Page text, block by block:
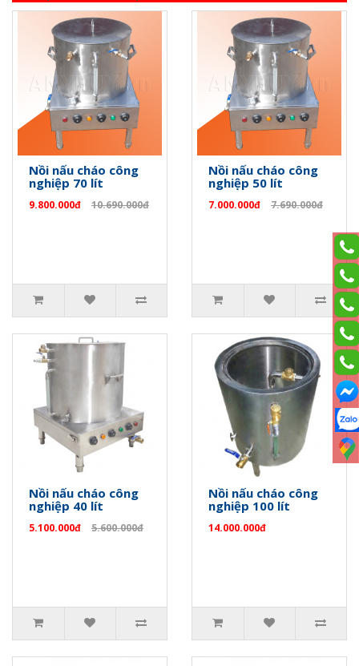
Nồi nấu cháo công
nghiệp 70 lít
9.800.000đ 10.690.000đ
Nồi nấu cháo công
nghiệp 50 lít
7.000.000đ 7.690.000đ
Nồi nấu cháo công
nghiệp 40 lít
5.100.000đ 5.600.000đ
Nồi nấu cháo công
nghiệp 100 lít
14.000.000đ